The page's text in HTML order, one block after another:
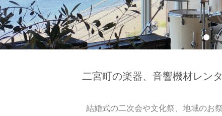
二宮町の楽器、音響機材レン
結婚式の二次会や文化祭、地域のお